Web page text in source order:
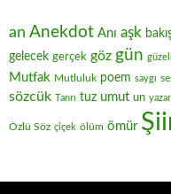
an Anekdot Anı aşk
gelecek gerçek göz gün
Mutfak Mutluluk poem saygı
sözcük Tanrı tuz umut un yazar
Özlü Söz çiçek ölüm ömür